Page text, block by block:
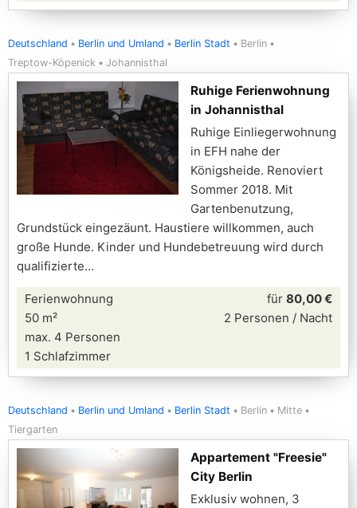
Deutschland Berlin und Umland Berlin Stadt
Berlin
Treptow-Köpenick
Johannisthal
Ruhige Ferienwohnung
in Johannisthal
Ruhige Einliegerwohnung
in EFH nahe der
Königsheide. Renoviert
Sommer 2018. Mit
Gartenbenutzung,
Grundstück eingezäunt. Haustiere willkommen, auch
große Hunde. Kinder und Hundebetreuung wird durch
qualifizierte
Ferienwohnung
50 m²
max. 4 Personen
1 Schlafzimmer
für 80,00 €
2 Personen / Nacht
Deutschland Berlin und Umland Berlin Stadt Berlin
Mitte
Tiergarten
Appartement "Freesie"
City Berlin
Exklusiv wohnen, 3